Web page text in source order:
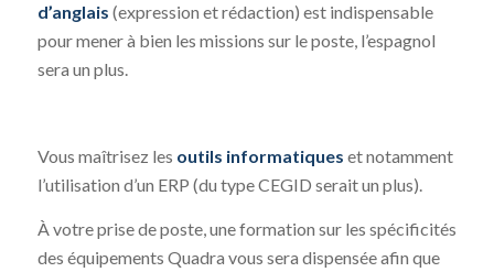
d’anglais (expression et rédaction) est indispensable
pour mener à bien les missions sur le poste, l’espagnol
sera un plus.
Vous maîtrisez les outils informatiques et notamment
l’utilisation d’un ERP (du type CEGID serait un plus).
À votre prise de poste, une formation sur les spécificités
des équipements Quadra vous sera dispensée afin que